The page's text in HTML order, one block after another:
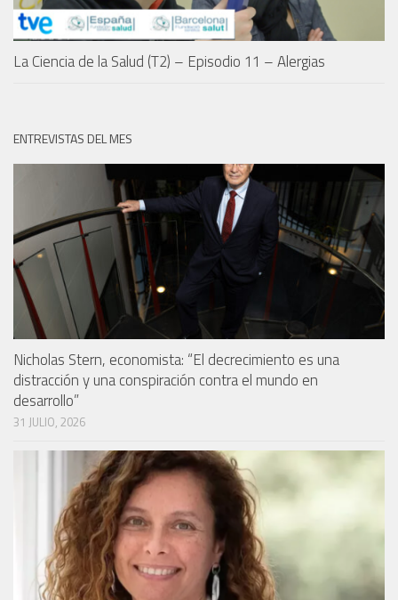
La Ciencia de la Salud (T2) – Episodio 11 – Alergias
ENTREVISTAS DEL MES
Nicholas Stern, economista: “El decrecimiento es una
distracción y una conspiración contra el mundo en
desarrollo”
31 JULIO, 2026